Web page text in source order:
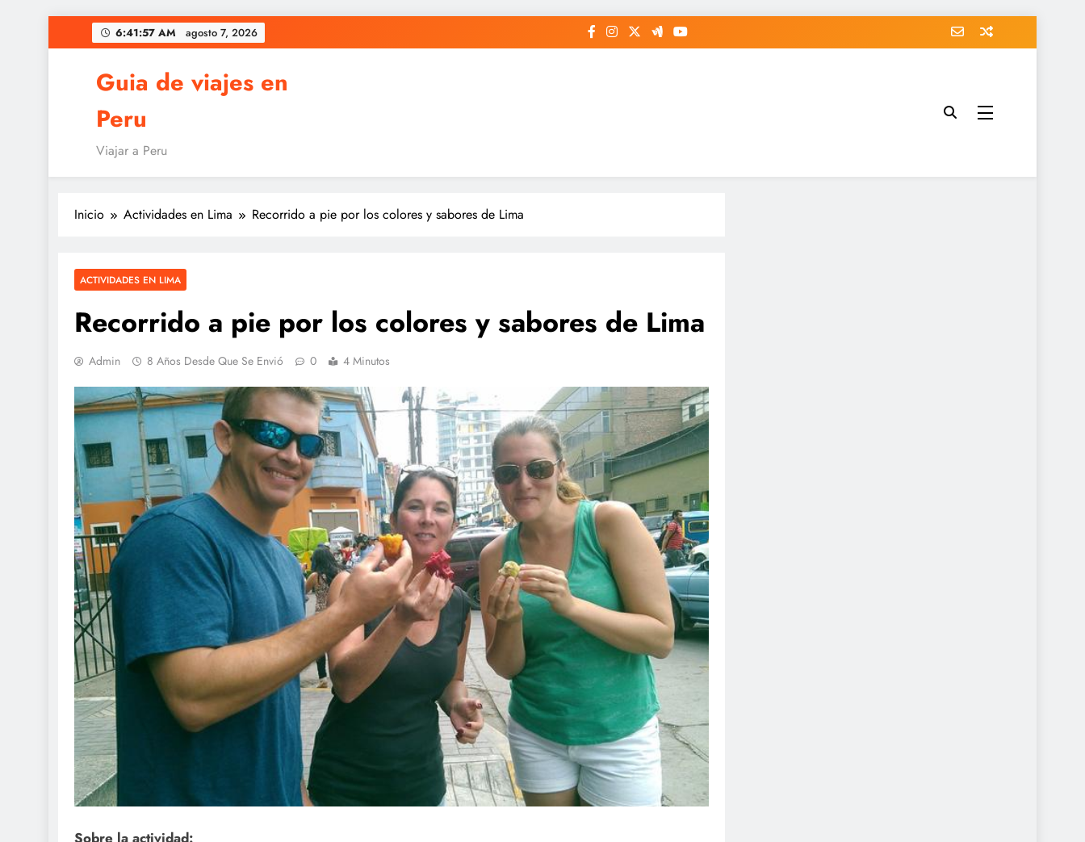
al
6:41:58 AM agosto 7, 2026
Guia de viajes en
Peru
Viajar a Peru
Inicio Actividades en Lima Recorrido a pie por los colores y sabores de Lima
ACTIVIDADES EN LIMA
Recorrido a pie por los colores y sabores de Lima
Admin 8 Años Desde Que Se Envió 0 4 Minutos
Sobre la actividad: